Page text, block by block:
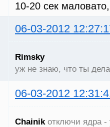
10-20 сек
06-03-2012
Rimsky
уж не знаю, что ты
06-03-2012
Chainik отключи ядра